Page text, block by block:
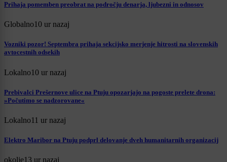
Prihaja pomemben preobrat na področju denarja, ljubezni in odnosov
Globalno10 ur nazaj
Vozniki pozor! Septembra prihaja sekcijsko merjenje hitrosti na slovenskih
avtocestnih odsekih
Lokalno10 ur nazaj
Prebivalci Prešernove ulice na Ptuju opozarjajo na pogoste prelete drona:
»Počutimo se nadzorovane«
Lokalno11 ur nazaj
Elektro Maribor na Ptuju podprl delovanje dveh humanitarnih organizacij
okolje13 ur nazaj